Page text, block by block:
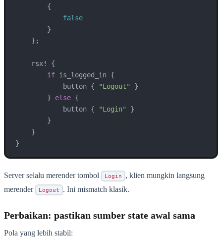
        {
false
        }
    };
    rsx! {
if is_logged_in {
            button {
"Logout" }
        }
else {
            button {
"Login" }
        }
    }
}
Server selalu merender tombol Login
, klien mungkin langsung
merender
Logout . Ini mismatch klasik.
Perbaikan: pastikan sumber state awal sama
Pola yang lebih stabil: